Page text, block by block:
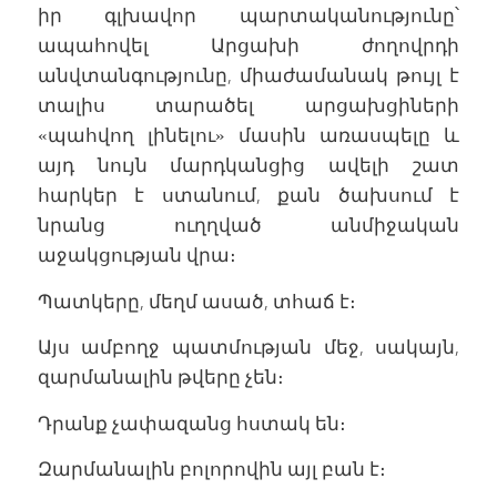
իր գլխավոր պարտականությունը՝
ապահովել Արցախի ժողովրդի
անվտանգությունը, միաժամանակ թույլ է
տալիս տարածել արցախցիների
«պահվող լինելու» մասին առասպելը և
այդ նույն մարդկանցից ավելի շատ
հարկեր է ստանում, քան ծախսում է
նրանց ուղղված անմիջական
աջակցության վրա։
Պատկերը, մեղմ ասած, տհաճ է։
Այս ամբողջ պատմության մեջ, սակայն,
զարմանալին թվերը չեն։
Դրանք չափազանց հստակ են։
Զարմանալին բոլորովին այլ բան է։